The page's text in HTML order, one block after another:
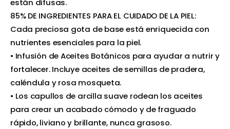
85% DE INGREDIENTES PARA EL CUIDADO DE LA PIEL:
Cada preciosa gota de base está enriquecida con
nutrientes esenciales para la piel.
• Infusión de Aceites Botánicos para ayudar a nutrir y
fortalecer. Incluye aceites de semillas de pradera,
caléndula y rosa mosqueta.
• Los capullos de arcilla suave rodean los aceites
para crear un acabado cómodo y de fraguado
rápido, liviano y brillante, nunca grasoso.